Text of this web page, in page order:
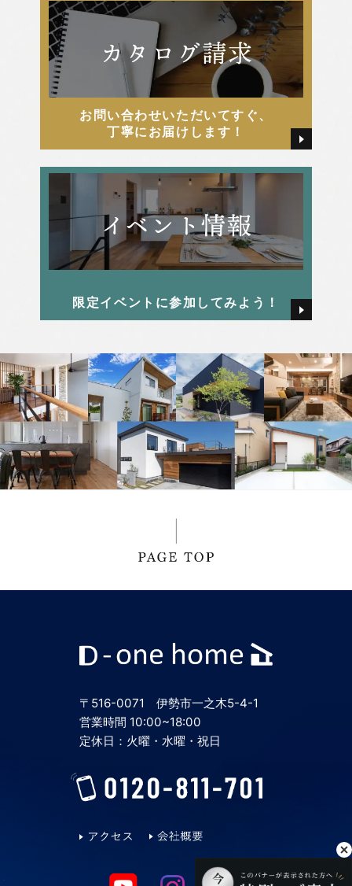
お問い合わせいただいてすぐ、
丁寧にお届けします！
限定イベントに参加してみよう！
〒516-0071 伊勢市一之木5-4-1
営業時間 10:00~18:00
定休日：火曜・水曜・祝日